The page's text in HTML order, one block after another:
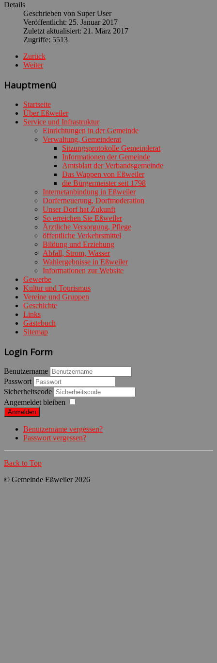
Details
Geschrieben von Super User
Veröffentlicht: 25. Januar 2017
Zuletzt aktualisiert: 21. März 2017
Zugriffe: 5513
Zurück
Weiter
Hauptmenü
Startseite
Über Eßweiler
Service und Infrastruktur
Einrichtungen in der Gemeinde
Verwaltung, Gemeinderat
Sitzungsprotokolle Gemeinderat
Informationen der Gemeinde
Amtsblatt der Verbandsgemeinde
Das Wappen von Eßweiler
die Bürgermeister seit 1798
Internetanbindung in Eßweiler
Dorferneuerung, Dorfmoderation
Unser Dorf hat Zukunft
So erreichen Sie Eßweiler
Ärztliche Versorgung, Pflege
öffentliche Verkehrsmittel
Bildung und Erziehung
Abfall, Strom, Wasser
Wahlergebnisse in Eßweiler
Informationen zur Website
Gewerbe
Kultur und Tourismus
Vereine und Gruppen
Geschichte
Links
Gästebuch
Sitemap
Login Form
Benutzername
Passwort
Sicherheitscode
Angemeldet bleiben
Anmelden
Benutzername vergessen?
Passwort vergessen?
Back to Top
© Gemeinde Eßweiler 2026